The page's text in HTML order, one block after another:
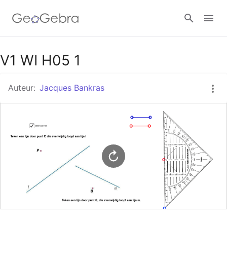
Google Classroom
GeoGebra Klaslokaal
Aanmelden
V1 WI H05 1
Auteur: Jacques Bankras